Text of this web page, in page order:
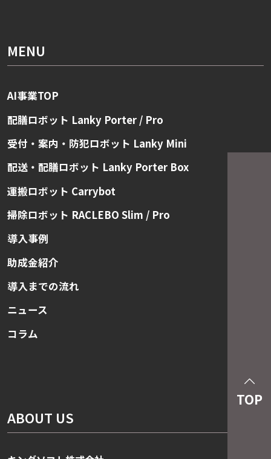
TOP
MENU
AI事業TOP
配膳ロボット Lanky Porter / Pro
受付・案内・防犯ロボット Lanky Mini
配送・配膳ロボット Lanky Porter Box
運搬ロボット Carrybot
掃除ロボット RACLEBO Slim / Pro
導入事例
助成金紹介
導入までの流れ
ニュース
コラム
ABOUT US